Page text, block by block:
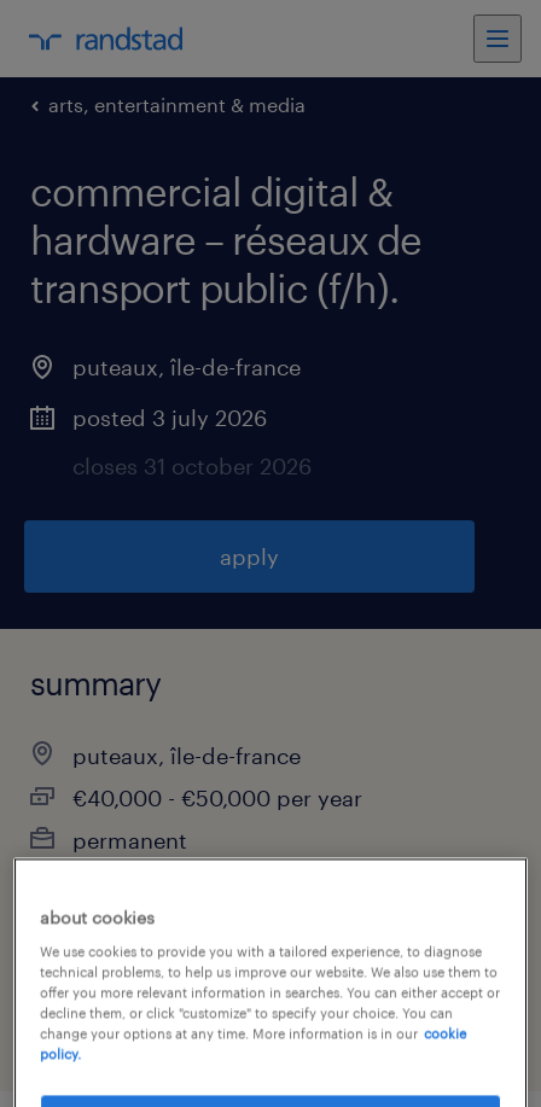
arts, entertainment & media
commercial digital &
hardware – réseaux de
transport public (f/h).
puteaux, île-de-france
posted 3 july 2026
closes 31 october 2026
apply
summary
puteaux, île-de-france
€40,000 - €50,000 per year
permanent
job category
arts, entertainment & media
about cookies
We use cookies to provide you with a tailored experience, to diagnose
technical problems, to help us improve our website. We also use them to
offer you more relevant information in searches. You can either accept or
decline them, or click "customize" to specify your choice. You can
change your options at any time. More information is in our cookie
policy.